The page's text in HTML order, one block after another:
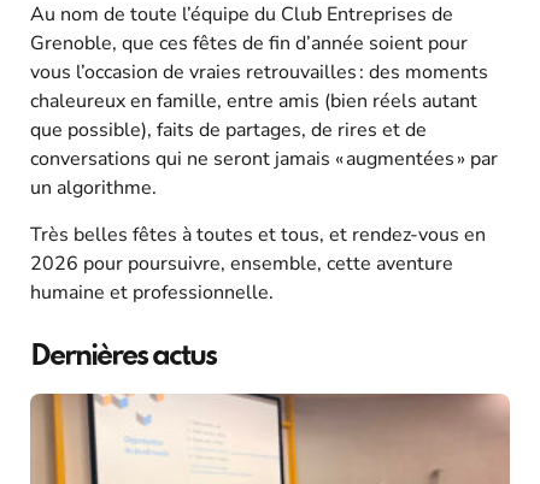
Au nom de toute l’équipe du Club Entreprises de
Grenoble, que ces fêtes de fin d’année soient pour
vous l’occasion de vraies retrouvailles : des moments
chaleureux en famille, entre amis (bien réels autant
que possible), faits de partages, de rires et de
conversations qui ne seront jamais « augmentées » par
un algorithme.
Très belles fêtes à toutes et tous, et rendez-vous en
2026 pour poursuivre, ensemble, cette aventure
humaine et professionnelle.
Dernières actus